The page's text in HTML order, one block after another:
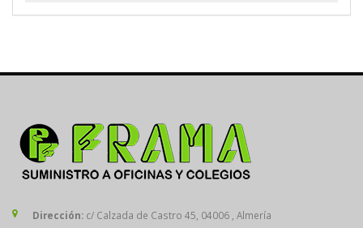
Dirección: c/ Calzada de Castro 45, 04006 , Almería